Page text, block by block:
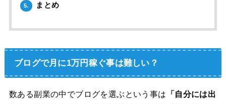
5. まとめ
ブログで月に1万円稼ぐ事は難しい？
数ある副業の中でブログを選ぶという事は 「自分には出